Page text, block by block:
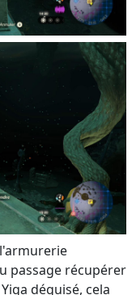
passage récupérer
déguisé, cela